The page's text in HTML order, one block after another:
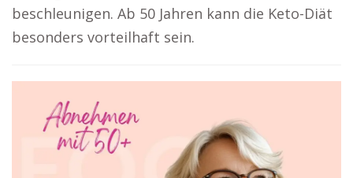
beschleunigen. Ab 50 Jahren kann die Keto-Diät
besonders vorteilhaft sein.